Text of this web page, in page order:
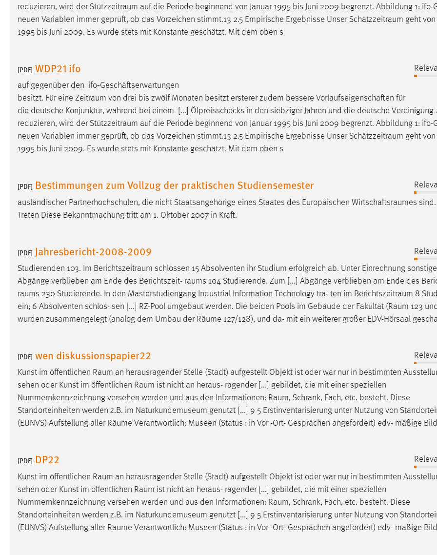
reduzieren, wird derStützzeitraum auf die Periode beginnend von Januar 1995 bis Juni 2009 begrenzt. Abbildung 1: ifo-
neuen Variablen immer geprüft, ob das Vorzeichen stimmt.13 2.5 Empirische Ergebnisse UnserSchätzzeitraum geht von
1995 bis Juni 2009. Es wurde stets mit Konstante geschätzt. Mit dem oben s
[PDF] WDP21 ifo
auf gegenüber den ifo‐Geschäftserwartungen
besitzt. Für eine Zeitraum von drei bis zwölf Monaten besitzt ersterer zudem bessere Vorlaufseigenschaften für
die deutsche Konjunktur, während bei einem [...] Ölpreisschocks in den siebziger Jahren und die deutsche Vereinigung
reduzieren, wird derStützzeitraum auf die Periode beginnend von Januar 1995 bis Juni 2009 begrenzt. Abbildung 1: ifo-
neuen Variablen immer geprüft, ob das Vorzeichen stimmt.13 2.5 Empirische Ergebnisse UnserSchätzzeitraum geht von
1995 bis Juni 2009. Es wurde stets mit Konstante geschätzt. Mit dem oben s
[PDF] Bestimmungen zum Vollzug der praktischen Studiensemester
ausländischer Partnerhochschulen, die nicht Staatsangehörige eines Staates des Europäischen Wirtschaftsraumes
Treten Diese Bekanntmachung tritt am 1. Oktober 2007 in Kraft.
[PDF] Jahresbericht-2008-2009
Studierenden 103. Im Berichtszeitraum schlossen 15 Absolventen ihr Studium erfolgreich ab. Unter Einrechnung
Abgänge verblieben am Ende des Berichtszeit- raums 104 Studierende. Zum [...] Abgänge verblieben am Ende des
raums 230 Studierende. In den Masterstudiengang Industrial Information Technology tra- ten im Berichtszeitraum 8
ein; 6 Absolventen schlos- sen [...] RZ-Pool umgebaut werden. Die beiden Pools im Gebäude der Fakultät (Raum 123
wurden zusammengelegt (analog dem Umbau der Räume 127/128), und da- mit ein weiterer großer EDV-Hörsaal
[PDF] wen diskussionspapier22
Kunst im öffentlichen Raum an herausragender Stelle (Stadt) aufgestellt Objekt ist oder war nur in bestimmten
sehen oder Kunst im öffentlichen Raum ist nicht an heraus- ragender [...] gebildet, die mit einer speziellen
Nummernkennzeichnung versehen werden und aus den Informationen: Raum, Schrank, Fach, etc. besteht. Diese
Standorteinheiten werden z.B. im Naturkundemuseum genutzt [...] 9 5 Erstinventarisierung unter Nutzung von
(EUNVS) Aufstellung aller Räume Verantwortlich: Museen (Status : in Vor -Ort- Gesprächen angefordert) edv- mäßige
[PDF] DP22
Kunst im öffentlichen Raum an herausragender Stelle (Stadt) aufgestellt Objekt ist oder war nur in bestimmten
sehen oder Kunst im öffentlichen Raum ist nicht an heraus- ragender [...] gebildet, die mit einer speziellen
Nummernkennzeichnung versehen werden und aus den Informationen: Raum, Schrank, Fach, etc. besteht. Diese
Standorteinheiten werden z.B. im Naturkundemuseum genutzt [...] 9 5 Erstinventarisierung unter Nutzung von
(EUNVS) Aufstellung aller Räume Verantwortlich: Museen (Status : in Vor -Ort- Gesprächen angefordert) edv- mäßige
5e9dbeb1811c0446
Zweck:
Wird benötigt um die Chatfunktion
nutzen zu können.
Jahre, MIBEW_UserID = 1 Jahr
Login
Name:
Zweck:
Dieser Cookie ist notwendig um sich an
STATISTIK
unsere Besucher unsere Website nutzen.
Matomo
Name: _pk_ref, _pk_cvar, _pk_id, _pk_ses
Zweck: Zugriffsstatistik
MARKETING
verwendet, um personalisierte Werbung anzuzeigen.
Sie tun dies, indem sie Besucher über Websites
hinweg verfolgen.
Anbieter: Google Ireland Limited
Zweck: Conversion-Tracking
Cookie Laufzeit: 3 Monate